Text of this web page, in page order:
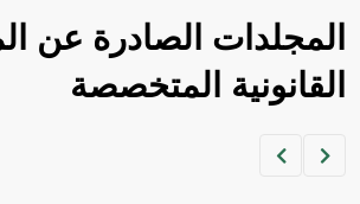
المجلدات الصادرة عن
القانونية المتخصصة